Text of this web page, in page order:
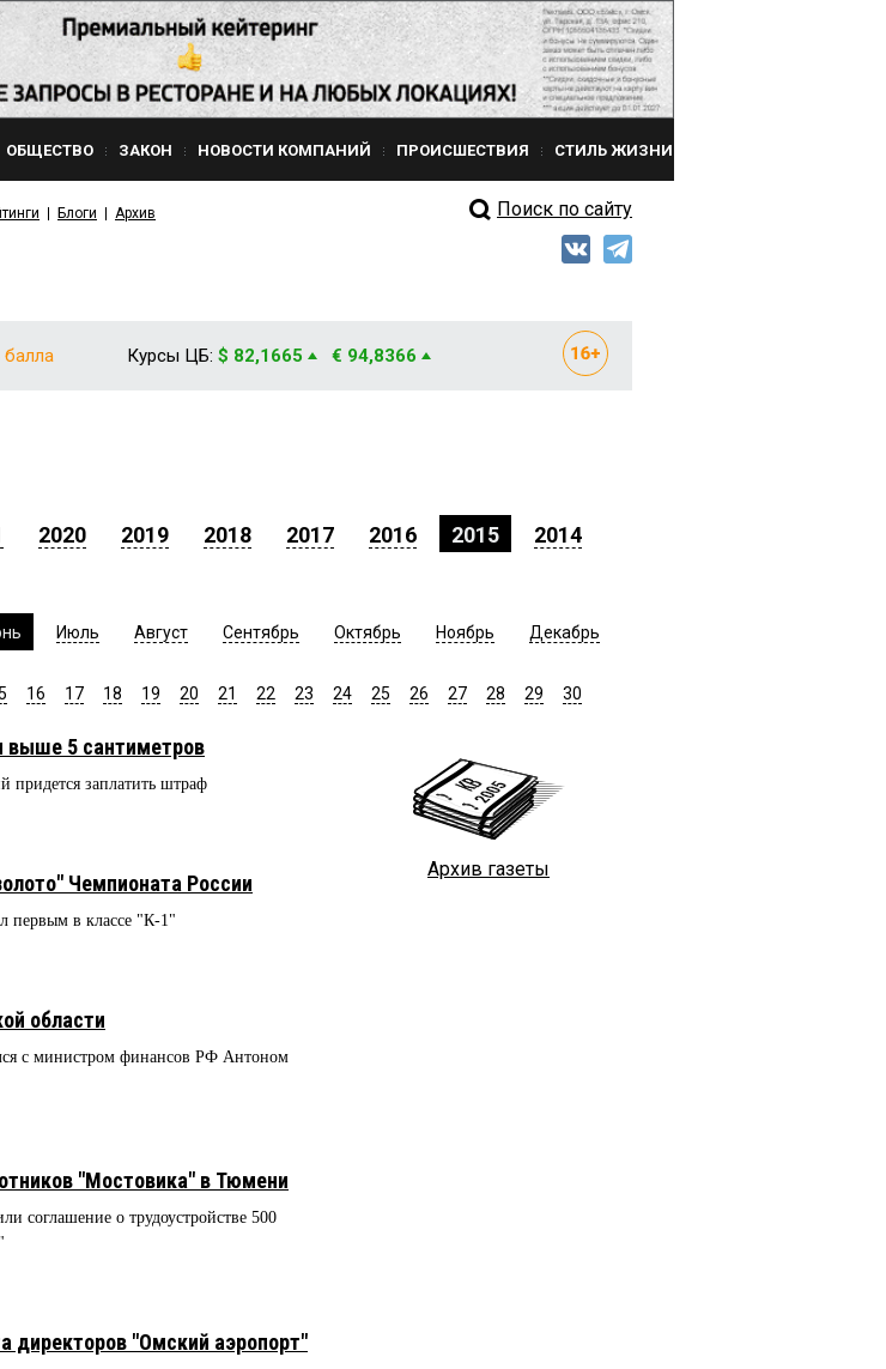
ОБЩЕСТВО ЗАКОН НОВОСТИ КОМПАНИЙ ПРОИСШЕСТВИЯ СТИЛЬ ЖИЗНИ
Блоги Архив Поиск по сайту
балла Курсы ЦБ: $ 82,1665 € 94,8366
2020 2019 2018 2017 2016 2015
2014
Июль Август Сентябрь Октябрь Ноябрь Декабрь
16 17 18 19 20 21 22 23 24 25 26 27 28 29 30
выше 5 сантиметров
придется заплатить штраф
Чемпионата России
первым в классе "К-1"
области
с министром финансов РФ Антоном
"Мостовика" в Тюмени
соглашение о трудоустройстве 500
директоров "Омский аэропорт"
Архив газеты